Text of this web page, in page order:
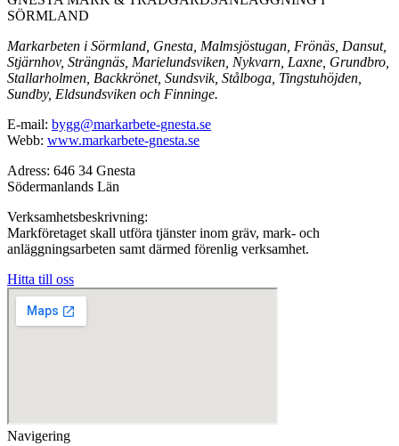
SÖRMLAND
Markarbeten i Sörmland, Gnesta, Malmsjöstugan, Frönäs, Dansut,
Stjärnhov, Strängnäs, Marielundsviken, Nykvarn, Laxne, Grundbro,
Stallarholmen, Backkrönet, Sundsvik, Stålboga, Tingstuhöjden,
Sundby, Eldsundsviken och Finninge.
E-mail: bygg@markarbete-gnesta.se
Webb: www.markarbete-gnesta.se
Adress: 646 34 Gnesta
Södermanlands Län
Verksamhetsbeskrivning:
Markföretaget skall utföra tjänster inom gräv, mark- och
anläggningsarbeten samt därmed förenlig verksamhet.
Hitta till oss
Navigering